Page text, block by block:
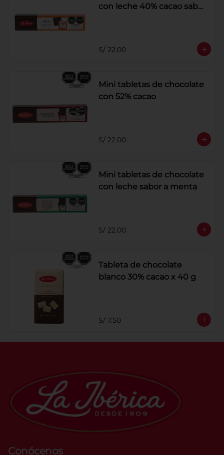
con leche 40% cacao sabor
S/ 22.00
Mini tabletas de chocolate
con 52% cacao
S/ 22.00
Mini tabletas de chocolate
con leche sabor a menta
S/ 22.00
Tableta de chocolate
blanco 30% cacao x 40 g
S/ 7.50
Conócenos